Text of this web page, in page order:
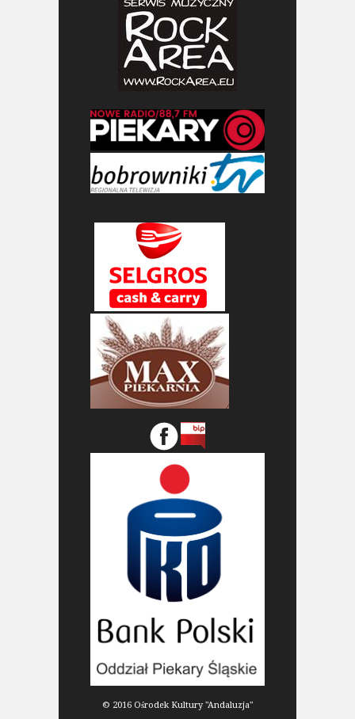
© 2016 Ośrodek Kultury "Andaluzja"